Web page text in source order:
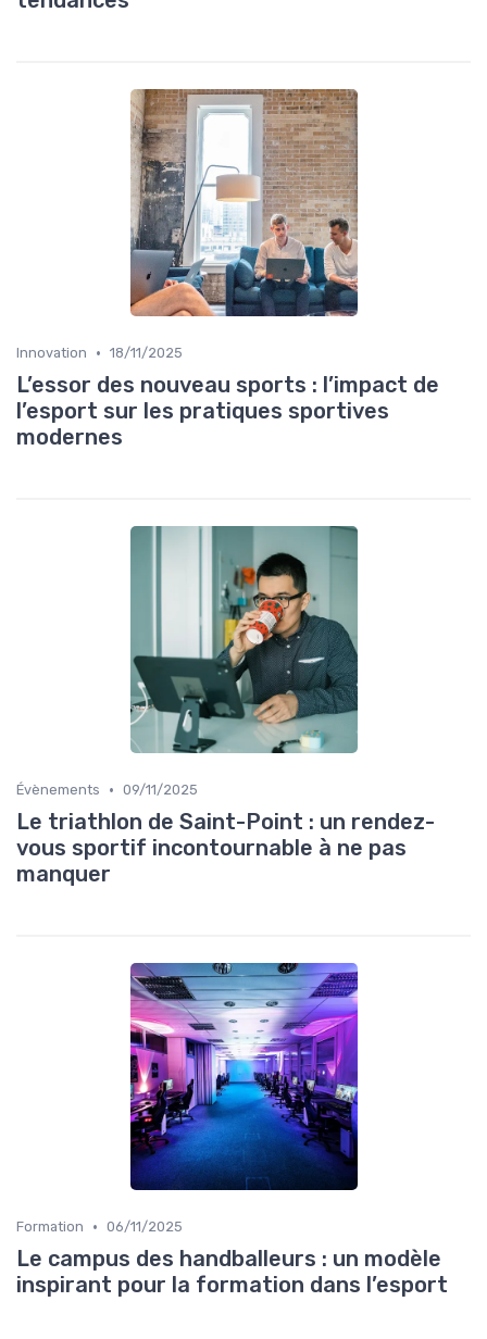
Innovation • 18/11/2025
L’essor des nouveau sports : l’impact de
l’esport sur les pratiques sportives
modernes
Évènements • 09/11/2025
Le triathlon de Saint-Point : un rendez-
vous sportif incontournable à ne pas
manquer
Formation • 06/11/2025
Le campus des handballeurs : un modèle
inspirant pour la formation dans l’esport